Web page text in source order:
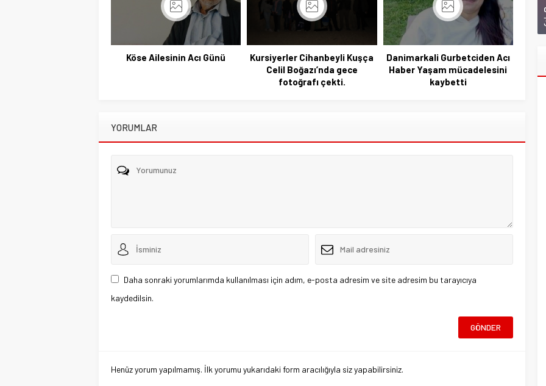
Köse Ailesinin Acı Günü
Kursiyerler Cihanbeyli Kuşça
Celil Boğazı’nda gece
fotoğrafı çekti.
Danimarkali Gurbetciden Acı
Haber Yaşam mücadelesini
kaybetti
YORUMLAR
Daha sonraki yorumlarımda kullanılması için adım, e-posta adresim ve site adresim bu tarayıcıya
kaydedilsin.
Henüz yorum yapılmamış. İlk yorumu yukarıdaki form aracılığıyla siz yapabilirsiniz.